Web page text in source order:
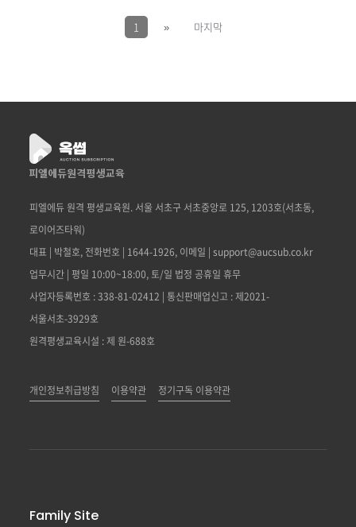
1 » 마지막
피엘에듀 원격 평생교육원. 서울 서초구 서초중앙로 125, 1203호(서초동,
로이어즈타워)
대표 | 박철호, 전화번호 | 1644-1926, 이메일 | support@aucsub.co.kr
업무시간 | 평일 10:00~18:00, 토/일 법정 공휴일 휴무
사업자등록번호 : 338-81-02412 | 통신판매업신고 : 제2021-
서울서초-3929호
원격평생교육시설 : 제 원-688호
개인정보취급방침 이용약관 정기구독 이용약관
Family Site